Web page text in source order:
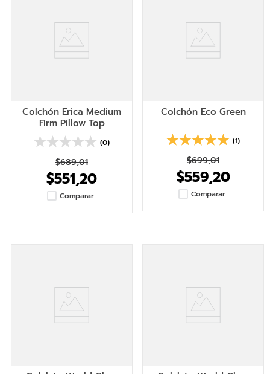
Colchón Erica Medium
Firm Pillow Top
(0)
$689,01
$551,20
Comparar
Colchón Eco Green
(1)
$699,01
$559,20
Comparar